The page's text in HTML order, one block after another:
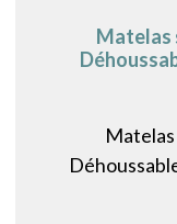
Matelas